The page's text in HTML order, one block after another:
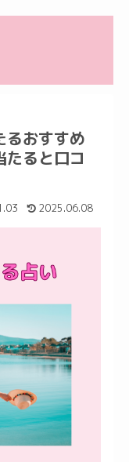
るおすすめ
たると口コ
2025.06.08